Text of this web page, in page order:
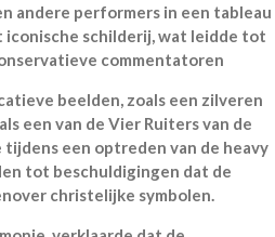
andere performers in een tableau
iconische schilderij, wat leidde tot
commentatoren​
beelden, zoals een zilveren
een van de Vier Ruiters van de
een optreden van de heavy
tot beschuldigingen dat de
christelijke symbolen​.